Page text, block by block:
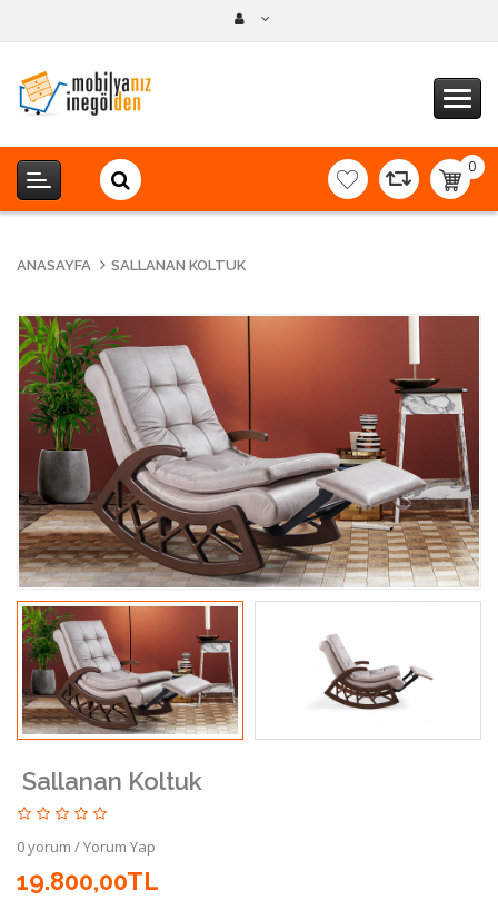
0
-
ANASAYFA SALLANAN KOLTUK
Sallanan Koltuk
0 yorum /Yorum Yap
19.800,00TL